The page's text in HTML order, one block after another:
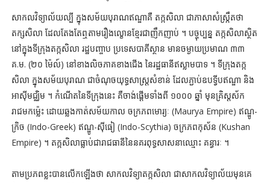
សាកលវិទ្យាល័យល្បី ក្នុងសម័យបុរាណឥណ្ឌាគឺ តក្កសិលា ជាភាសាសំស្ក្រឹតថា
តក្សសិលា ដែលតែងតែឮតាមរឿងល្ខោនខ្មែរជាញឹកញាប់ ។ បច្ចុប្បន្ន តក្កសិលាស្ថិត
នៅក្នុងទីក្រុងតក្កសិលា រដ្ឋបញ្ចាប ប្រទេសបាគីស្ថាន មានចម្ងាយប្រមាណ ៣៣
គ.ម. (២០ ម៉ៃល៍) នៅខាងលិចភាគខាងជើង នៃរដ្ឋធានីឥស្លាមបាទ ។ ទីក្រុងតក្ក
សិលា ក្នុងសម័យបុរាណ ជាចំណុចយុទ្ធសាស្ត្រសំខាន់ ដែលភ្ជាប់ឧបទ្វីបឥណ្ឌា និង
អាស៊ីមជ្ឈិម ។ កំណើតនៃទីក្រុងនេះ គឺចាង់ផ្ដើមទាំងពី ១០០០ ឆ្នាំ មុនគ្រិស្តស័ក
រាជមកម៉្លេះ ដោយឆ្លងកាត់សម័យកាល ចក្រភពមោរ្យៈ (Maurya Empire) ឥណ្ឌូ-
ក្រិច (Indo-Greek) ឥណ្ឌូ-ស៊ីធៀ (Indo-Scythia) ចក្រភពកុស័ន (Kushan
Empire) ។ តក្កសិលាធ្លាប់ជារាជធានីនៃនគរពុទ្ធសាសនាឈ្មោះ គន្ធារៈ ។
តាមប្រភពខ្លះបានលើកឡើងថា សាកលវិទ្យាតក្កសិលា ជាសាកលវិទ្យាល័យមុនគេ